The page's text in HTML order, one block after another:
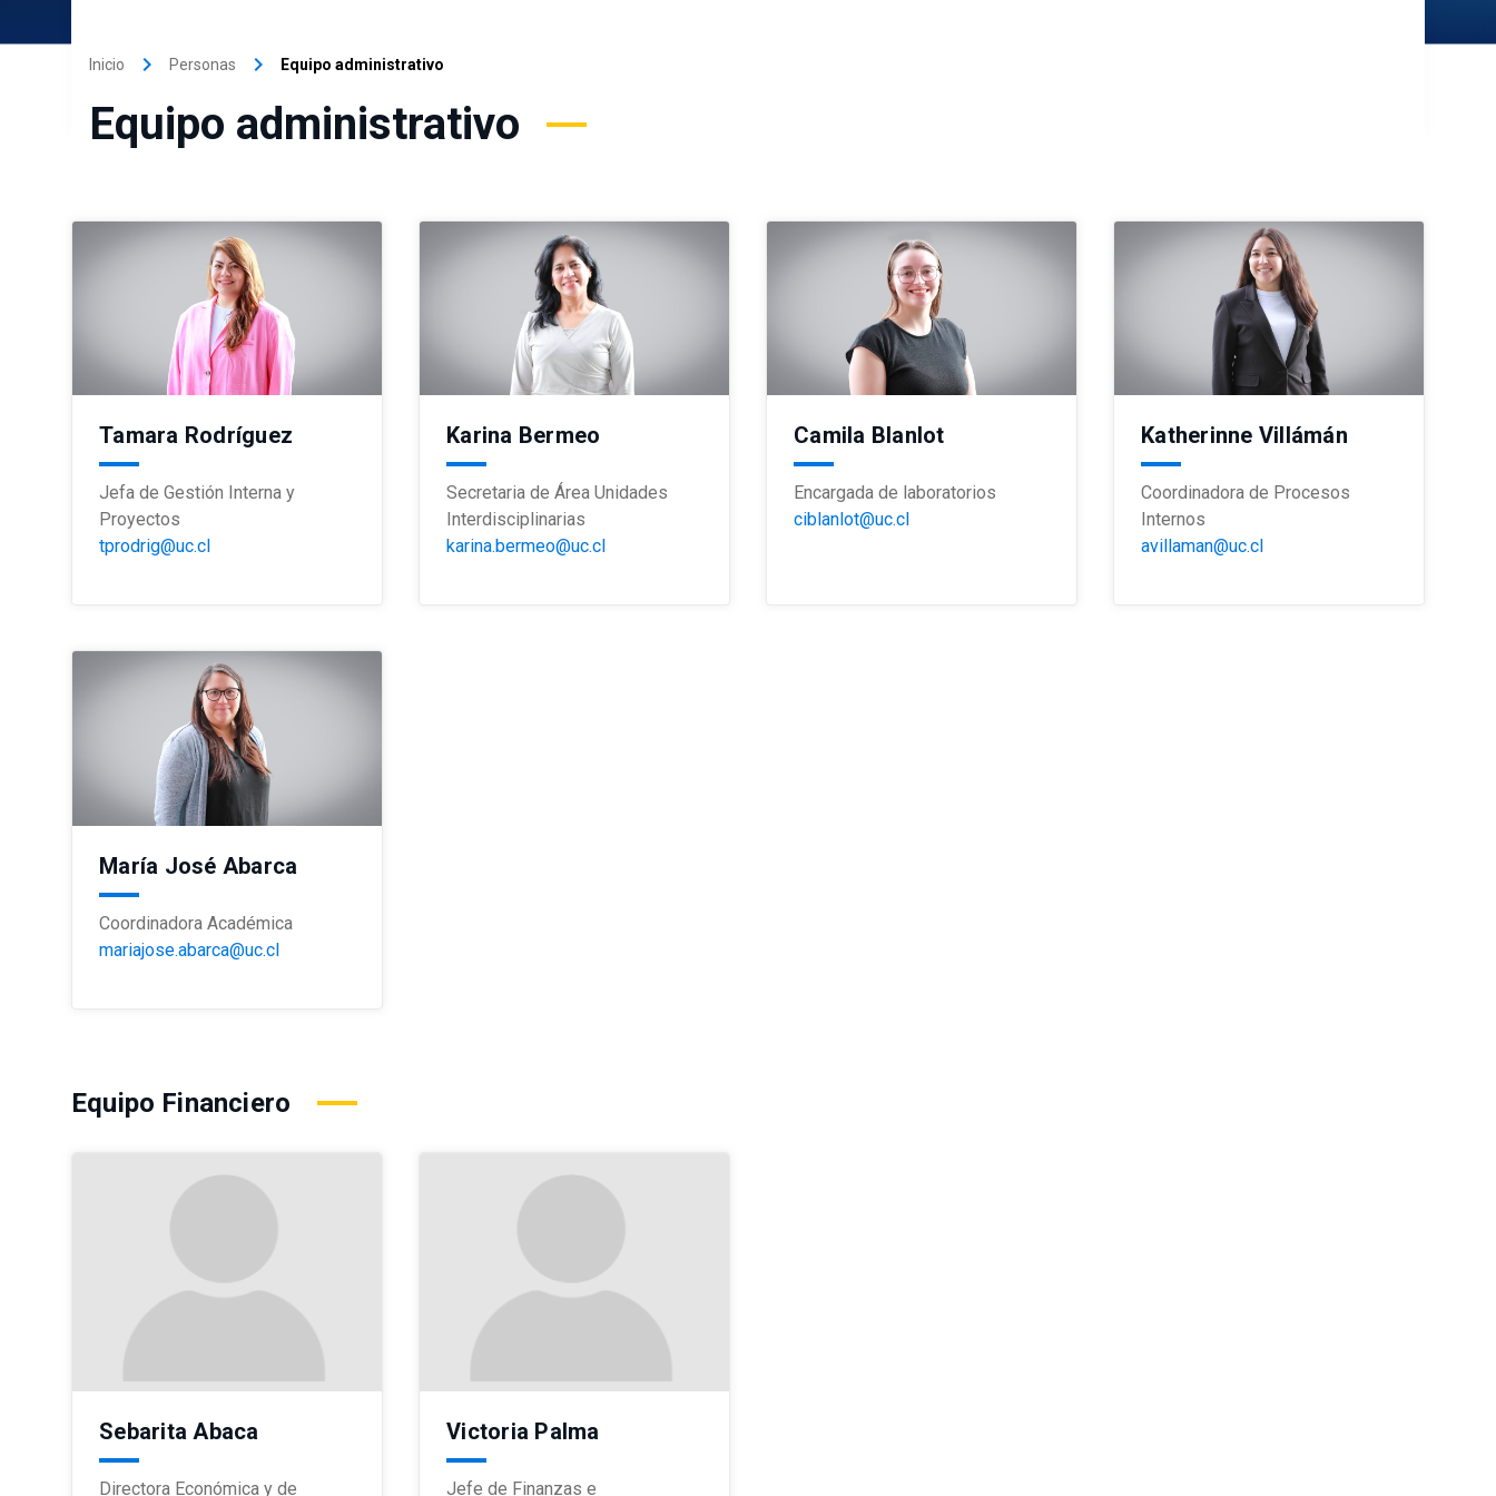
Inicio keyboard_arrow_right Personas keyboard_arrow_right Equipo administrativo
Equipo administrativo
Tamara Rodríguez
Jefa de Gestión Interna y
Proyectos
tprodrig@uc.cl
Karina Bermeo
Secretaria de Área Unidades
Interdisciplinarias
karina.bermeo@uc.cl
Camila Blanlot
Encargada de laboratorios
ciblanlot@uc.cl
Katherinne Villámán
Coordinadora de Procesos
Internos
avillaman@uc.cl
María José Abarca
Coordinadora Académica
mariajose.abarca@uc.cl
Equipo Financiero
Sebarita Abaca
Directora Económica y de
Victoria Palma
Jefe de Finanzas e